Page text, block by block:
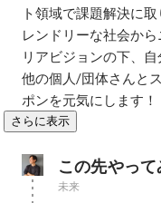
ト領域で課題解決に
レンドリーな社会か
リアビジョンの下、
他の個人/団体さんと
ポンを元気にします！
さらに表示
この先やっ
未来